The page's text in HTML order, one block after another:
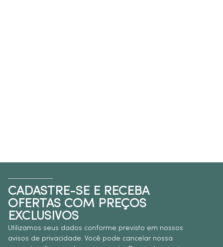
CADASTRE-SE E RECEBA
OFERTAS COM PREÇOS
EXCLUSIVOS
Utilizamos seus dados conforme previsto em nossos
avisos de privacidade. Você pode cancelar nossa